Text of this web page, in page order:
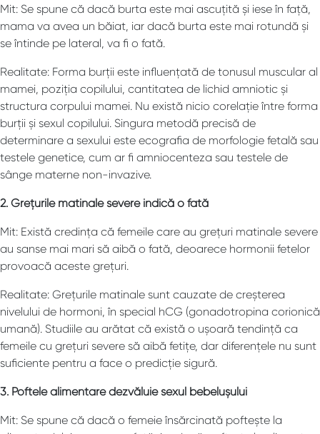
Mit: Se spune că dacă burta este mai ascuțită și iese în față,
mama va avea un băiat, iar dacă burta este mai rotundă și
se întinde pe lateral, va fi o fată.
Realitate: Forma burții este influențată de tonusul muscular al
mamei, poziția copilului, cantitatea de lichid amniotic și
structura corpului mamei. Nu există nicio corelație între forma
burții și sexul copilului. Singura metodă precisă de
determinare a sexului este ecografia de morfologie fetală sau
testele genetice, cum ar fi amniocenteza sau testele de
sânge materne non-invazive.
2. Grețurile matinale severe indică o fată
Mit: Există credința că femeile care au grețuri matinale severe
au sanse mai mari să aibă o fată, deoarece hormonii fetelor
provoacă aceste grețuri.
Realitate: Grețurile matinale sunt cauzate de creșterea
nivelului de hormoni, în special hCG (gonadotropina corionică
umană). Studiile au arătat că există o ușoară tendință ca
femeile cu grețuri severe să aibă fetițe, dar diferențele nu sunt
suficiente pentru a face o predicție sigură.
3. Poftele alimentare dezvăluie sexul bebelușului
Mit: Se spune că dacă o femeie însărcinată poftește la